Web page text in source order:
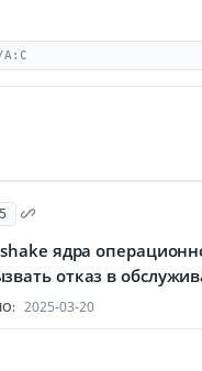
ядра
отказ в
2025-03-20